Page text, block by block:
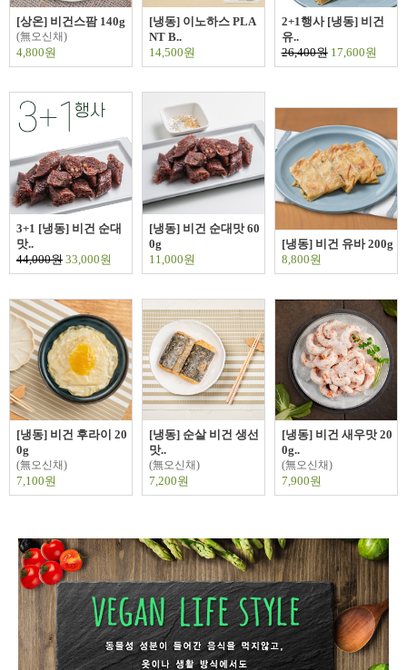
[상온] 비건스팜 140g
(無오신채)
4,800원
[냉동] 이노하스 PLA
NT B..
14,500원
2+1행사 [냉동] 비건
유..
26,400원17,600원
3+1 [냉동] 비건 순대
맛..
44,000원 33,000원
[냉동] 비건 순대맛 60
0g
11,000원
[냉동] 비건 유바 200g
8,800원
[냉동] 비건 후라이 20
0g
(無오신채)
7,100원
[냉동] 순살 비건 생선
맛..
(無오신채)
7,200원
[냉동] 비건 새우맛 20
0g..
(無오신채)
7,900원